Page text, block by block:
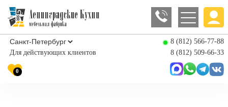
8 (812) 566-77-88
Для действующих клиентов
8 (812) 509-66-33
0